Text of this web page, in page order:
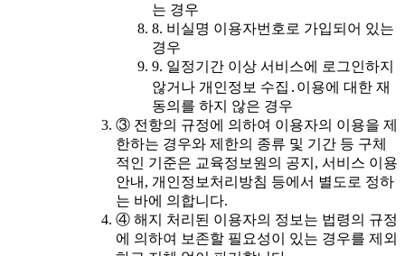
는 경우
8. 비실명 이용자번호로 가입되어 있는
경우
9. 일정기간 이상 서비스에 로그인하지
않거나 개인정보 수집․이용에 대한 재
동의를 하지 않은 경우
③ 전항의 규정에 의하여 이용자의 이용을 제
한하는 경우와 제한의 종류 및 기간 등 구체
적인 기준은 교육정보원의 공지, 서비스 이용
안내, 개인정보처리방침 등에서 별도로 정하
는 바에 의합니다.
④ 해지 처리된 이용자의 정보는 법령의 규정
에 의하여 보존할 필요성이 있는 경우를 제외